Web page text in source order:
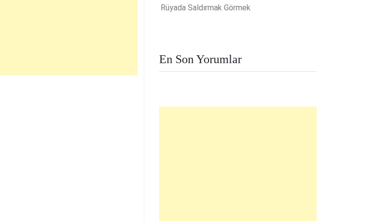
Rüyada Saldırmak Görmek
En Son Yorumlar